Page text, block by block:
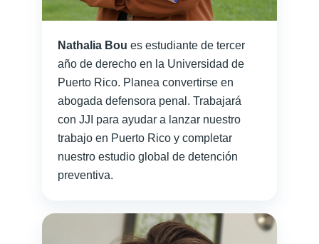
Nathalia Bou es estudiante de tercer
año de derecho en la Universidad de
Puerto Rico. Planea convertirse en
abogada defensora penal. Trabajará
con JJI para ayudar a lanzar nuestro
trabajo en Puerto Rico y completar
nuestro estudio global de detención
preventiva.